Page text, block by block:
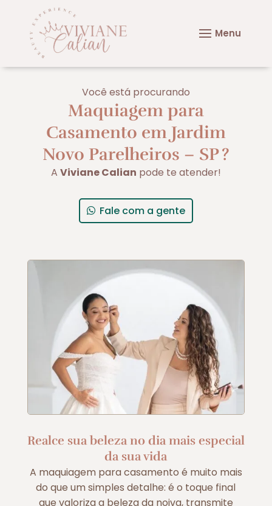
Você está procurando
Maquiagem para
Casamento em Jardim
Novo Parelheiros – SP?
A Viviane Calian pode te atender!
Fale com a gente
Realce sua beleza no dia mais especial
da sua vida
A maquiagem para casamento é muito mais
do que um simples detalhe: é o toque final
que valoriza a beleza da noiva, transmite